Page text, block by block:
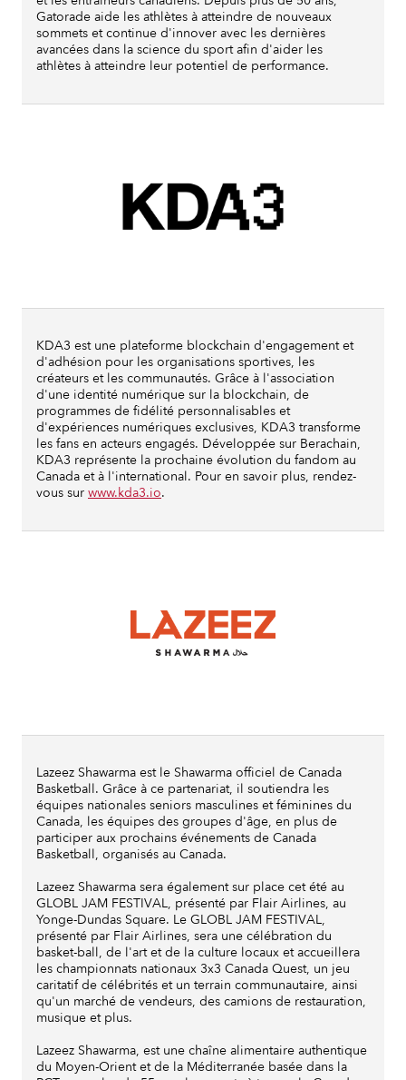
Gatorade aide les athlètes à atteindre de nouveaux
sommets et continue d'innover avec les dernières
avancées dans la science du sport afin d'aider les
athlètes à atteindre leur potentiel de performance.
KDA3 est une plateforme blockchain d'engagement et
d'adhésion pour les organisations sportives, les
créateurs et les communautés. Grâce à l'association
d'une identité numérique sur la blockchain, de
programmes de fidélité personnalisables et
d'expériences numériques exclusives, KDA3 transforme
les fans en acteurs engagés. Développée sur Berachain,
KDA3 représente la prochaine évolution du fandom au
Canada et à l'international. Pour en savoir plus, rendez-
vous sur www.kda3.io.
Lazeez Shawarma est le Shawarma officiel de Canada
Basketball. Grâce à ce partenariat, il soutiendra les
équipes nationales seniors masculines et féminines du
Canada, les équipes des groupes d'âge, en plus de
participer aux prochains événements de Canada
Basketball, organisés au Canada.
Lazeez Shawarma sera également sur place cet été au
GLOBL JAM FESTIVAL, présenté par Flair Airlines, au
Yonge-Dundas Square. Le GLOBL JAM FESTIVAL,
présenté par Flair Airlines, sera une célébration du
basket-ball, de l'art et de la culture locaux et accueillera
les championnats nationaux 3x3 Canada Quest, un jeu
caritatif de célébrités et un terrain communautaire, ainsi
qu'un marché de vendeurs, des camions de restauration,
musique et plus.
Lazeez Shawarma, est une chaîne alimentaire authentique
du Moyen-Orient et de la Méditerranée basée dans la